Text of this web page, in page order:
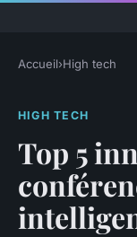
Accueil›High tech
HIGH TECH
Top 5